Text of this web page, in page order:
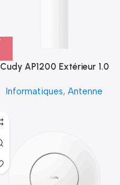
Cudy AP1200 Extérieur 1.0
Informatiques, Antenne